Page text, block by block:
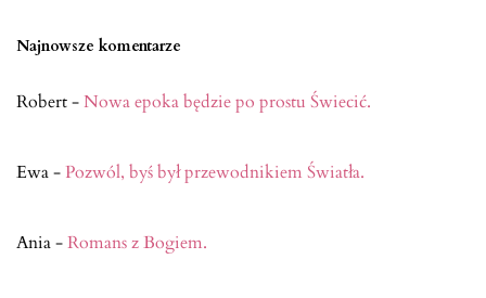
Najnowsze komentarze
Robert-Nowa epoka będzie po prostu Świecić.
Ewa-Pozwól, byś był przewodnikiem Światła.
Ania-Romans z Bogiem.